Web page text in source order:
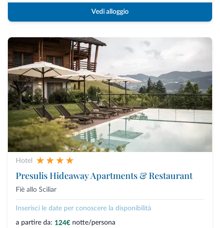
Vedi alloggio
Hotel
Presulis Hideaway Apartments & Restaurant
Fiè allo Sciliar
Inserisci le date per conoscere la disponibilità
a partire da: 124€ notte/persona